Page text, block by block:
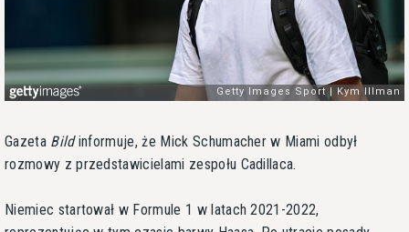
Gazeta Bildinformuje, że Mick Schumacher w Miami odbył
rozmowy z przedstawicielami zespołu Cadillaca.
Niemiec startował w Formule 1 w latach 2021-2022,